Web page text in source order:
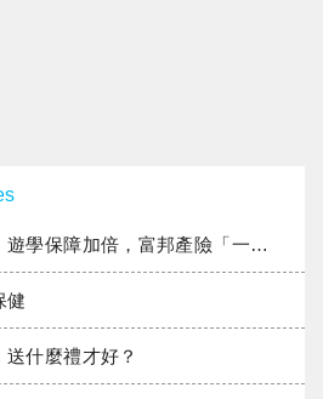
富邦產險「一期逐夢」專案加碼遠距醫療與緊急救援
健
什麼禮才好？